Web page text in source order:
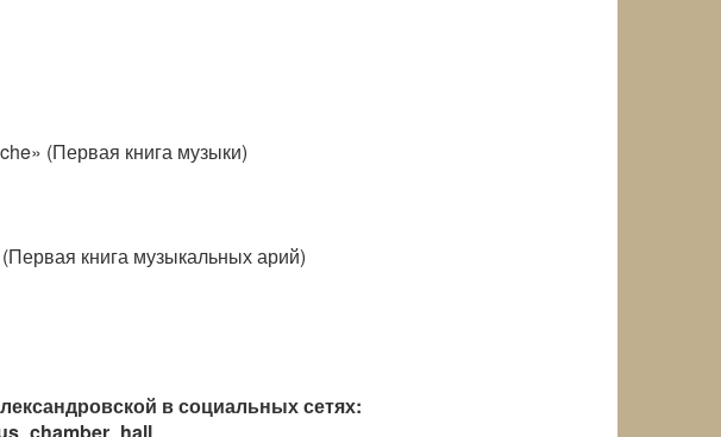
(Первая книга музыки)
книга музыкальных арий)
в социальных сетях: